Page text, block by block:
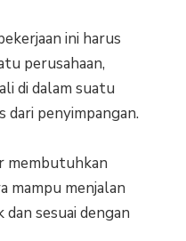
ini harus
perusahaan,
di dalam suatu
dari penyimpangan.
membutuhkan
mampu menjalan
sesuai dengan